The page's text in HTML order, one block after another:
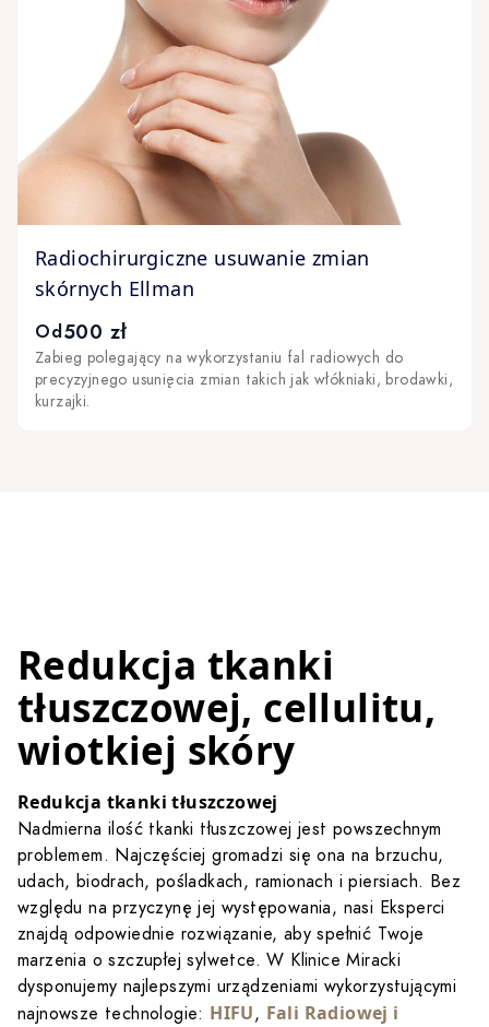
Radiochirurgiczne usuwanie zmian
skórnych Ellman
The price depends on the options chosen on the
Od500 zł
Zabieg polegający na wykorzystaniu fal radiowych do
precyzyjnego usunięcia zmian takich jak włókniaki, brodawki,
kurzajki.
Redukcja tkanki
tłuszczowej, cellulitu,
wiotkiej skóry
Redukcja tkanki tłuszczowej
Nadmierna ilość tkanki tłuszczowej jest powszechnym
problemem. Najczęściej gromadzi się ona na brzuchu,
udach, biodrach, pośladkach, ramionach i piersiach. Bez
względu na przyczynę jej występowania, nasi Eksperci
znajdą odpowiednie rozwiązanie, aby spełnić Twoje
marzenia o szczupłej sylwetce. W Klinice Miracki
dysponujemy najlepszymi urządzeniami wykorzystującymi
najnowsze technologie: HIFU, Fali Radiowej i